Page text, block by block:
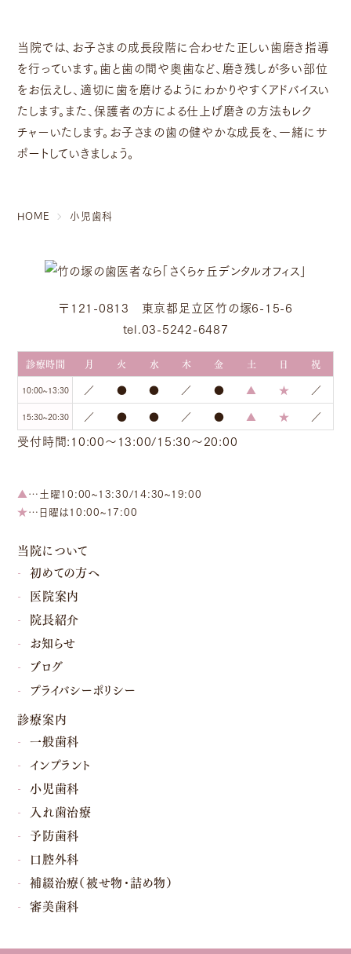
当院では、お子さまの成長段階に合わせた正しい歯磨き指導
を行っています。歯と歯の間や奥歯など、磨き残しが多い部位
をお伝えし、適切に歯を磨けるようにわかりやすくアドバイスい
たします。また、保護者の方による仕上げ磨きの方法もレク
チャーいたします。お子さまの歯の健やかな成長を、一緒にサ
ポートしていきましょう。
HOME 小児歯科
〒121-0813 東京都足立区竹の塚6-15-6
tel.03-5242-6487
診療時間 月 火 水 木 金 土 日 祝
10:00~13:30 ／ ● ● ／ ● ▲ ★ ／
15:30~20:30 ／ ● ● ／ ● ▲ ★ ／
受付時間:10:00～13:00/15:30～20:00
▲…土曜10:00~13:30/14:30~19:00
★…日曜は10:00~17:00
当院について
初めての方へ
医院案内
院長紹介
お知らせ
ブログ
プライバシーポリシー
診療案内
一般歯科
インプラント
小児歯科
入れ歯治療
予防歯科
口腔外科
補綴治療（被せ物・詰め物）
審美歯科